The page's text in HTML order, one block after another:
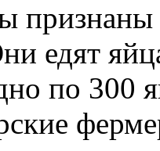
едят
по 300